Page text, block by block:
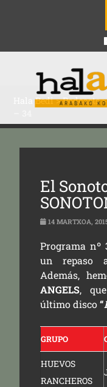
Hala Bedi>Podcasts
El
14 MARTXOA,
Programa nº
un repaso
Además,
ANGELS,
último disco“
GRUPO
HUEVOS
RANCHEROS